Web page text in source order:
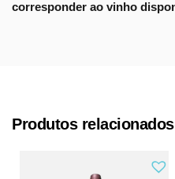
corresponder ao vinho
Produtos relacionados